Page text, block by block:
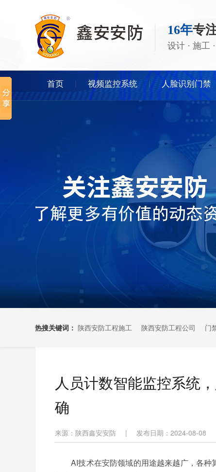
16年专
设计 · 施工
首页 视频监控系统 人脸识别门禁
热搜关键词： 陕西安防工程施工 陕西安防工程公司 门
人员计数智能监控系统
确
来源：陕西鑫安安防 | 发布日期：2024-08-08
AI技术在安防领域的用途越来越广，各种